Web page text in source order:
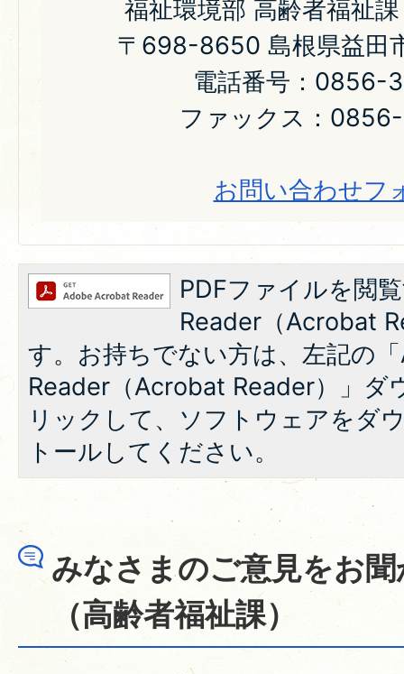
福祉環境部 高齢者福祉
〒698-8650 島根県益田
電話番号：0856-
ファックス：
お問い合わせフ
PDFファイルを閲
Reader（Acrobat
す。お持ちでない方は、左記の
Reader（Acrobat Reader）」ダ
リックして、ソフトウェアをダ
トールしてください。
みなさまのご意見をお
（高齢者福祉課）